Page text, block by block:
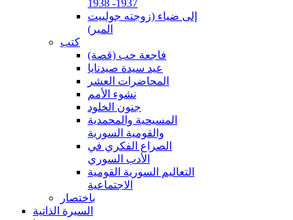
1937- 1938
إلى ضياء (زوجته جولييت
المير)
كتب
فاجعة حب (قصة)
عيد سيدة صيدنايا
المحاضرات العشر
نشوء الأمم
جنون الخلود
المسيحية والمحمدية
والقومية السورية
الصراع الفكري في
الأدب السوري
التعاليم السورية القومية
الاجتماعية
باختصار
السيرة الذاتية